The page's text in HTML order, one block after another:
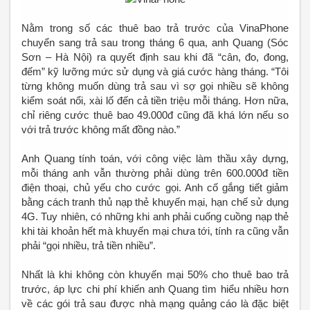
Nằm trong số các thuê bao trả trước của VinaPhone
chuyển sang trả sau trong tháng 6 qua, anh Quang (Sóc
Sơn – Hà Nội) ra quyết định sau khi đã “cân, đo, đong,
đếm” kỹ lưỡng mức sử dụng và giá cước hàng tháng. “Tôi
từng không muốn dùng trả sau vì sợ gọi nhiều sẽ không
kiểm soát nổi, xài lố đến cả tiền triệu mỗi tháng. Hơn nữa,
chỉ riêng cước thuê bao 49.000đ cũng đã khá lớn nếu so
với trả trước không mất đồng nào.”
Anh Quang tính toán, với công việc làm thầu xây dựng,
mỗi tháng anh vẫn thường phải dùng trên 600.000đ tiền
điện thoại, chủ yếu cho cước gọi. Anh cố gắng tiết giảm
bằng cách tranh thủ nạp thẻ khuyến mại, hạn chế sử dụng
4G. Tuy nhiên, có những khi anh phải cuống cuồng nạp thẻ
khi tài khoản hết mà khuyến mại chưa tới, tính ra cũng vẫn
phải “gọi nhiều, trả tiền nhiều”.
Nhất là khi không còn khuyến mại 50% cho thuê bao trả
trước, áp lực chi phí khiến anh Quang tìm hiểu nhiều hơn
về các gói trả sau được nhà mạng quảng cáo là đặc biệt